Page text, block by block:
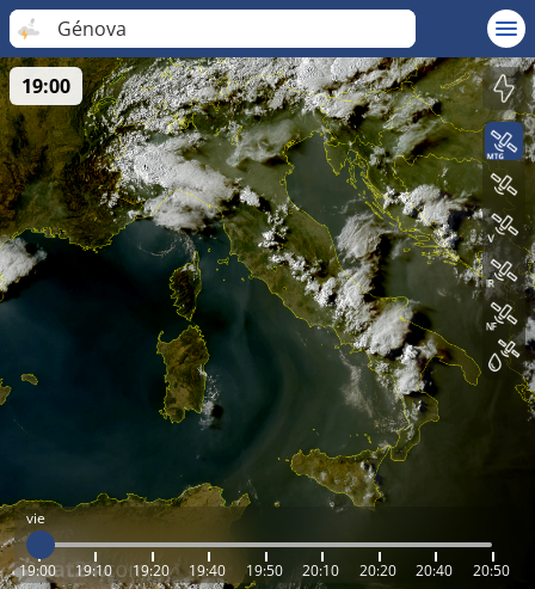
Génova
vie
19:00 19:10 19:20 19:40 19:50 20:10 20:20 20:40 20:50
19:00